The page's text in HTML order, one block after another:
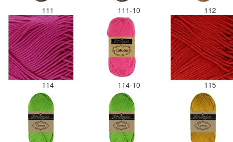
111 111-10 112
114 114-10 115